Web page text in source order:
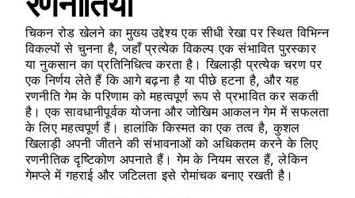
चिकन रोड खेलने का मुख्य उद्देश्य एक सीधी रेखा पर स्थित विभिन्न
विकल्पों से चुनना है, जहाँ प्रत्येक विकल्प एक संभावित पुरस्कार
या नुकसान का प्रतिनिधित्व करता है। खिलाड़ी प्रत्येक चरण पर
एक निर्णय लेते हैं कि आगे बढ़ना है या पीछे हटना है, और यह
रणनीति गेम के परिणाम को महत्वपूर्ण रूप से प्रभावित कर सकती
है। एक सावधानीपूर्वक योजना और जोखिम आकलन गेम में सफलता
के लिए महत्वपूर्ण हैं। हालांकि किस्मत का एक तत्व है, कुशल
खिलाड़ी अपनी जीतने की संभावनाओं को अधिकतम करने के लिए
रणनीतिक दृष्टिकोण अपनाते हैं। गेम के नियम सरल हैं, लेकिन
गेमप्ले में गहराई और जटिलता इसे रोमांचक बनाए रखती है।